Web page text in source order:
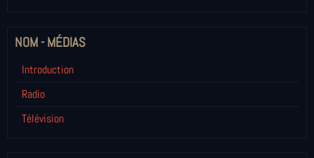
NOM - MÉDIAS
Introduction
Radio
Télévision